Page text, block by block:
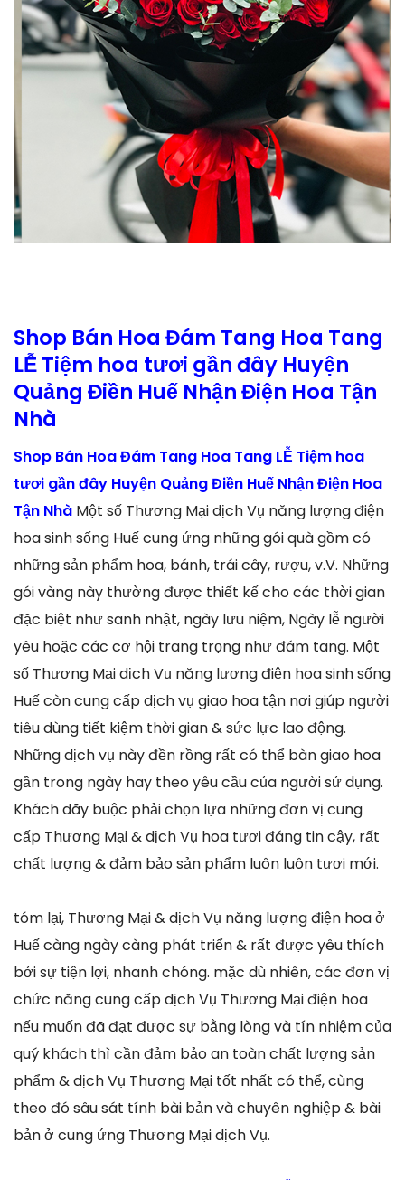
Shop Bán Hoa Đám Tang Hoa Tang
LỄ Tiệm hoa tươi gần đây Huyện
Quảng Điền Huế Nhận Điện Hoa Tận
Nhà
Shop Bán Hoa Đám Tang Hoa Tang LỄ Tiệm hoa
tươi gần đây Huyện Quảng Điền Huế Nhận Điện Hoa
Tận Nhà Một số Thương Mại dịch Vụ năng lượng điện
hoa sinh sống Huế cung ứng những gói quà gồm có
những sản phẩm hoa, bánh, trái cây, rượu, v.V. Những
gói vàng này thường được thiết kế cho các thời gian
đặc biệt như sanh nhật, ngày lưu niệm, Ngày lễ người
yêu hoặc các cơ hội trang trọng như đám tang. Một
số Thương Mại dịch Vụ năng lượng điện hoa sinh sống
Huế còn cung cấp dịch vụ giao hoa tận nơi giúp người
tiêu dùng tiết kiệm thời gian & sức lực lao động.
Những dịch vụ này đền rồng rất có thể bàn giao hoa
gần trong ngày hay theo yêu cầu của người sử dụng.
Khách dãy buộc phải chọn lựa những đơn vị cung
cấp Thương Mại & dịch Vụ hoa tươi đáng tin cậy, rất
chất lượng & đảm bảo sản phẩm luôn luôn tươi mới.
tóm lại, Thương Mại & dịch Vụ năng lượng điện hoa ở
Huế càng ngày càng phát triển & rất được yêu thích
bởi sự tiện lợi, nhanh chóng. mặc dù nhiên, các đơn vị
chức năng cung cấp dịch Vụ Thương Mại điện hoa
nếu muốn đã đạt được sự bằng lòng và tín nhiệm của
quý khách thì cần đảm bảo an toàn chất lượng sản
phẩm & dịch Vụ Thương Mại tốt nhất có thể, cùng
theo đó sâu sát tính bài bản và chuyên nghiệp & bài
bản ở cung ứng Thương Mại dịch Vụ.